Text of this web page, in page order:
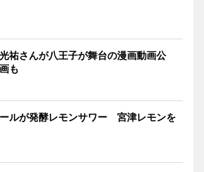
祐さんが八王子が舞台の漫画動画公
も
ルが発酵レモンサワー 宮津レモンを